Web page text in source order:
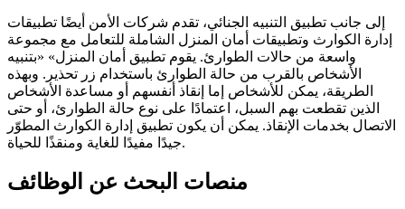
إلى جانب تطبيق التنبيه الجنائي، تقدم شركات الأمن أيضًا تطبيقات
إدارة الكوارث وتطبيقات أمان المنزل الشاملة للتعامل مع مجموعة
واسعة من حالات الطوارئ. يقوم تطبيق أمان المنزل» «بتنبيه
الأشخاص بالقرب من حالة الطوارئ باستخدام زر تحذير. وبهذه
الطريقة، يمكن للأشخاص إما إنقاذ أنفسهم أو مساعدة الأشخاص
الذين تقطعت بهم السبل، اعتمادًا على نوع حالة الطوارئ، أو حتى
الاتصال بخدمات الإنقاذ. يمكن أن يكون تطبيق إدارة الكوارث المطوّر
جيدًا مفيدًا للغاية ومنقذًا للحياة.
منصات البحث عن الوظائف